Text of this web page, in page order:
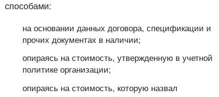
способами:
на основании данных договора, спецификации и
прочих документах в наличии;
опираясь на стоимость, утвержденную в учетной
политике организации;
опираясь на стоимость, которую назвал